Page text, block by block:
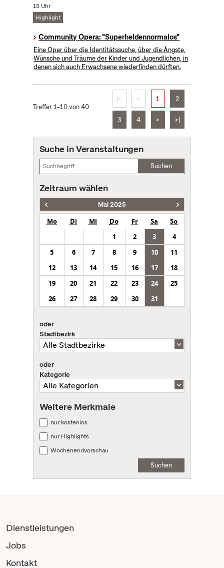
15 Uhr
Highlight
Community Opera: "Superheldennormalos"
Eine Oper über die Identitätssuche, über die Ängste,
Wünsche und Träume der Kinder und Jugendlichen, in
denen sich auch Erwachsene wiederfinden dürften.
Treffer 1–10 von 40
|< < 1 2
3 4 > >|
Suche in Veranstaltungen
Suchen
Zeitraum wählen
Mai 2025
Mo Di Mi Do Fr Sa
So
1
2 3
4
5
6 7 8 9 10
11
12
13 14 15 16 17
18
19
20 21 22 23 24
25
26
27 28 29 30 31
oder
Stadtbezirk
oder
Kategorie
Weitere Merkmale
nur kostenlos
nur Highlights
Wochenendvorschau
Suchen
Dienstleistungen
Jobs
Kontakt